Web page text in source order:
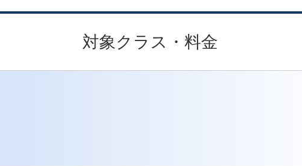
対象クラス・料金